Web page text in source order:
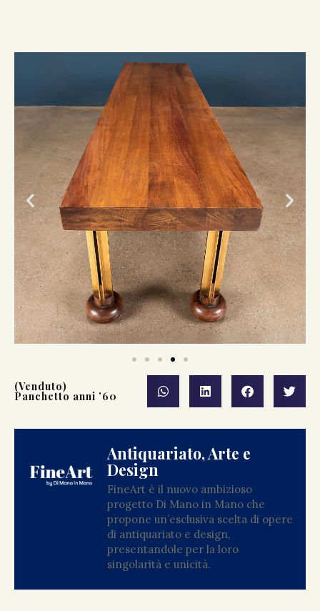
(Venduto)
Panchetto anni ’60
Antiquariato, Arte e
Design
FineArt è il nuovo ambizioso
progetto Di Mano in Mano che
propone un’esclusiva scelta di opere
di antiquariato e design,
presentandole per la loro
singolarità e unicità.